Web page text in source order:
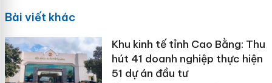
Bài viết khác
Khu kinh tế tỉnh Cao Bằng: Thu
hút 41 doanh nghiệp thực hiện
51 dự án đầu tư